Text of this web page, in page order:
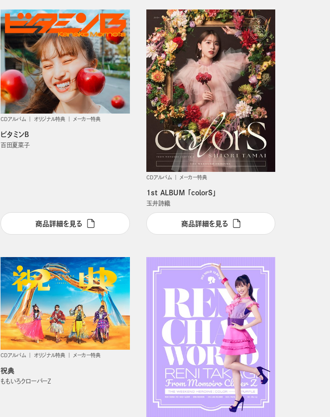
CDアルバム オリジナル特典 メーカー特典
ビタミンB
百田夏菜子
商品詳細を見る
CDアルバム メーカー特典
1st ALBUM 「colorS」
玉井詩織
商品詳細を見る
CDアルバム オリジナル特典 メーカー特典
祝典
ももいろクローバーＺ